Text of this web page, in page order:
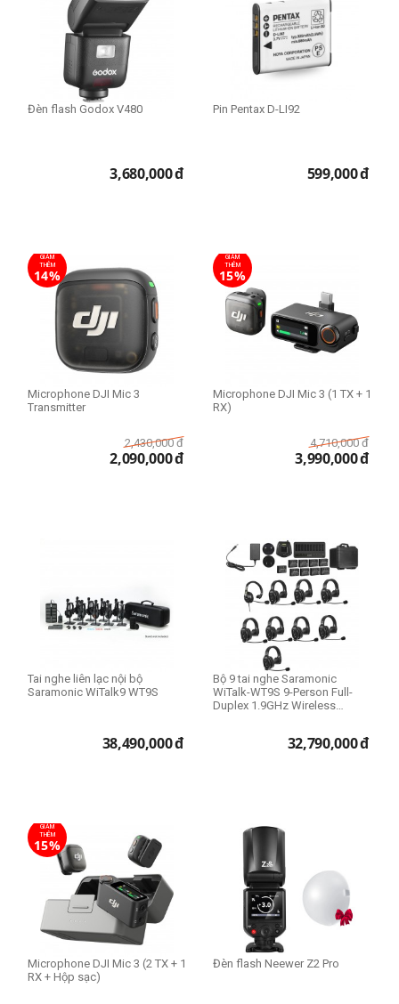
Đèn flash Godox V480
3,680,000đ
Pin Pentax D-LI92
599,000đ
GIẢM
THÊM
14%
Microphone DJI Mic 3
Transmitter
2,430,000 đ
2,090,000đ
GIẢM
THÊM
15%
Microphone DJI Mic 3 (1 TX + 1
RX)
4,710,000 đ
3,990,000đ
Tai nghe liên lạc nội bộ
Saramonic WiTalk9 WT9S
38,490,000đ
Bộ 9 tai nghe Saramonic
WiTalk-WT9S 9-Person Full-
Duplex 1.9GHz Wireless
32,790,000đ
GIẢM
THÊM
15%
Microphone DJI Mic 3 (2 TX + 1
RX + Hộp sạc)
Đèn flash Neewer Z2 Pro